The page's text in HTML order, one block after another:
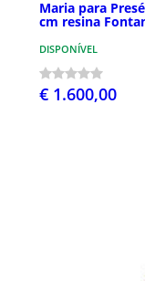
Maria para
cm resina
DISPONÍVEL
€ 1.600,00